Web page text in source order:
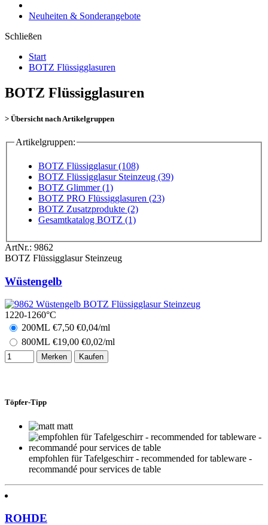
Neuheiten & Sonderangebote
Schließen
Start
BOTZ Flüssigglasuren
BOTZ Flüssigglasuren
> Übersicht nach Artikelgruppen
Artikelgruppen:
BOTZ Flüssigglasur (108)
BOTZ Flüssigglasur Steinzeug (39)
BOTZ Glimmer (1)
BOTZ PRO Flüssigglasuren (23)
BOTZ Zusatzprodukte (2)
Gesamtkatalog BOTZ (1)
ArtNr.: 9862
BOTZ Flüssigglasur Steinzeug
Wüstengelb
1220-1260°C
200ML €7,50 €0,04/ml
800ML €19,00 €0,02/ml
Merken Kaufen
Töpfer-Tipp
matt
empfohlen für Tafelgeschirr - recommended for tableware -
recommandé pour services de table
ROHDE